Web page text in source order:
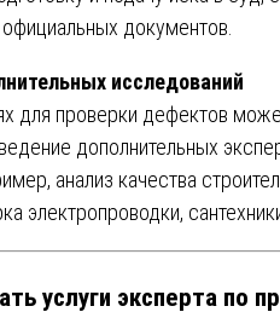
документов.
исследований
для проверки дефектов
дополнительных
анализ качества
электропроводки,
услуги эксперта по